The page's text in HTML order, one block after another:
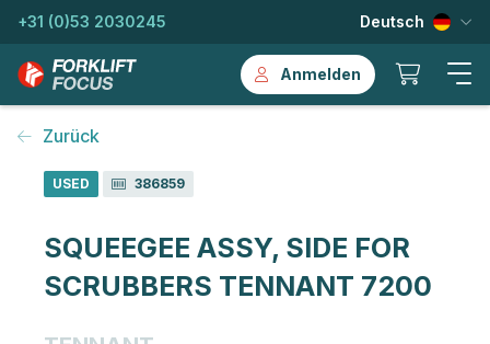
+31 (0)53 2030245 Deutsch
Anmelden
Zurück
USED 386859
SQUEEGEE ASSY, SIDE FOR
SCRUBBERS TENNANT 7200